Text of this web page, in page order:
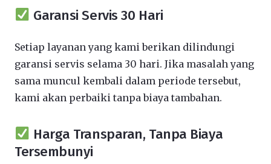
Garansi Servis 30 Hari
Setiap layanan yang kami berikan dilindungi
garansi servis selama 30 hari. Jika masalah yang
sama muncul kembali dalam periode tersebut,
kami akan perbaiki tanpa biaya tambahan.
Harga Transparan, Tanpa Biaya
Tersembunyi